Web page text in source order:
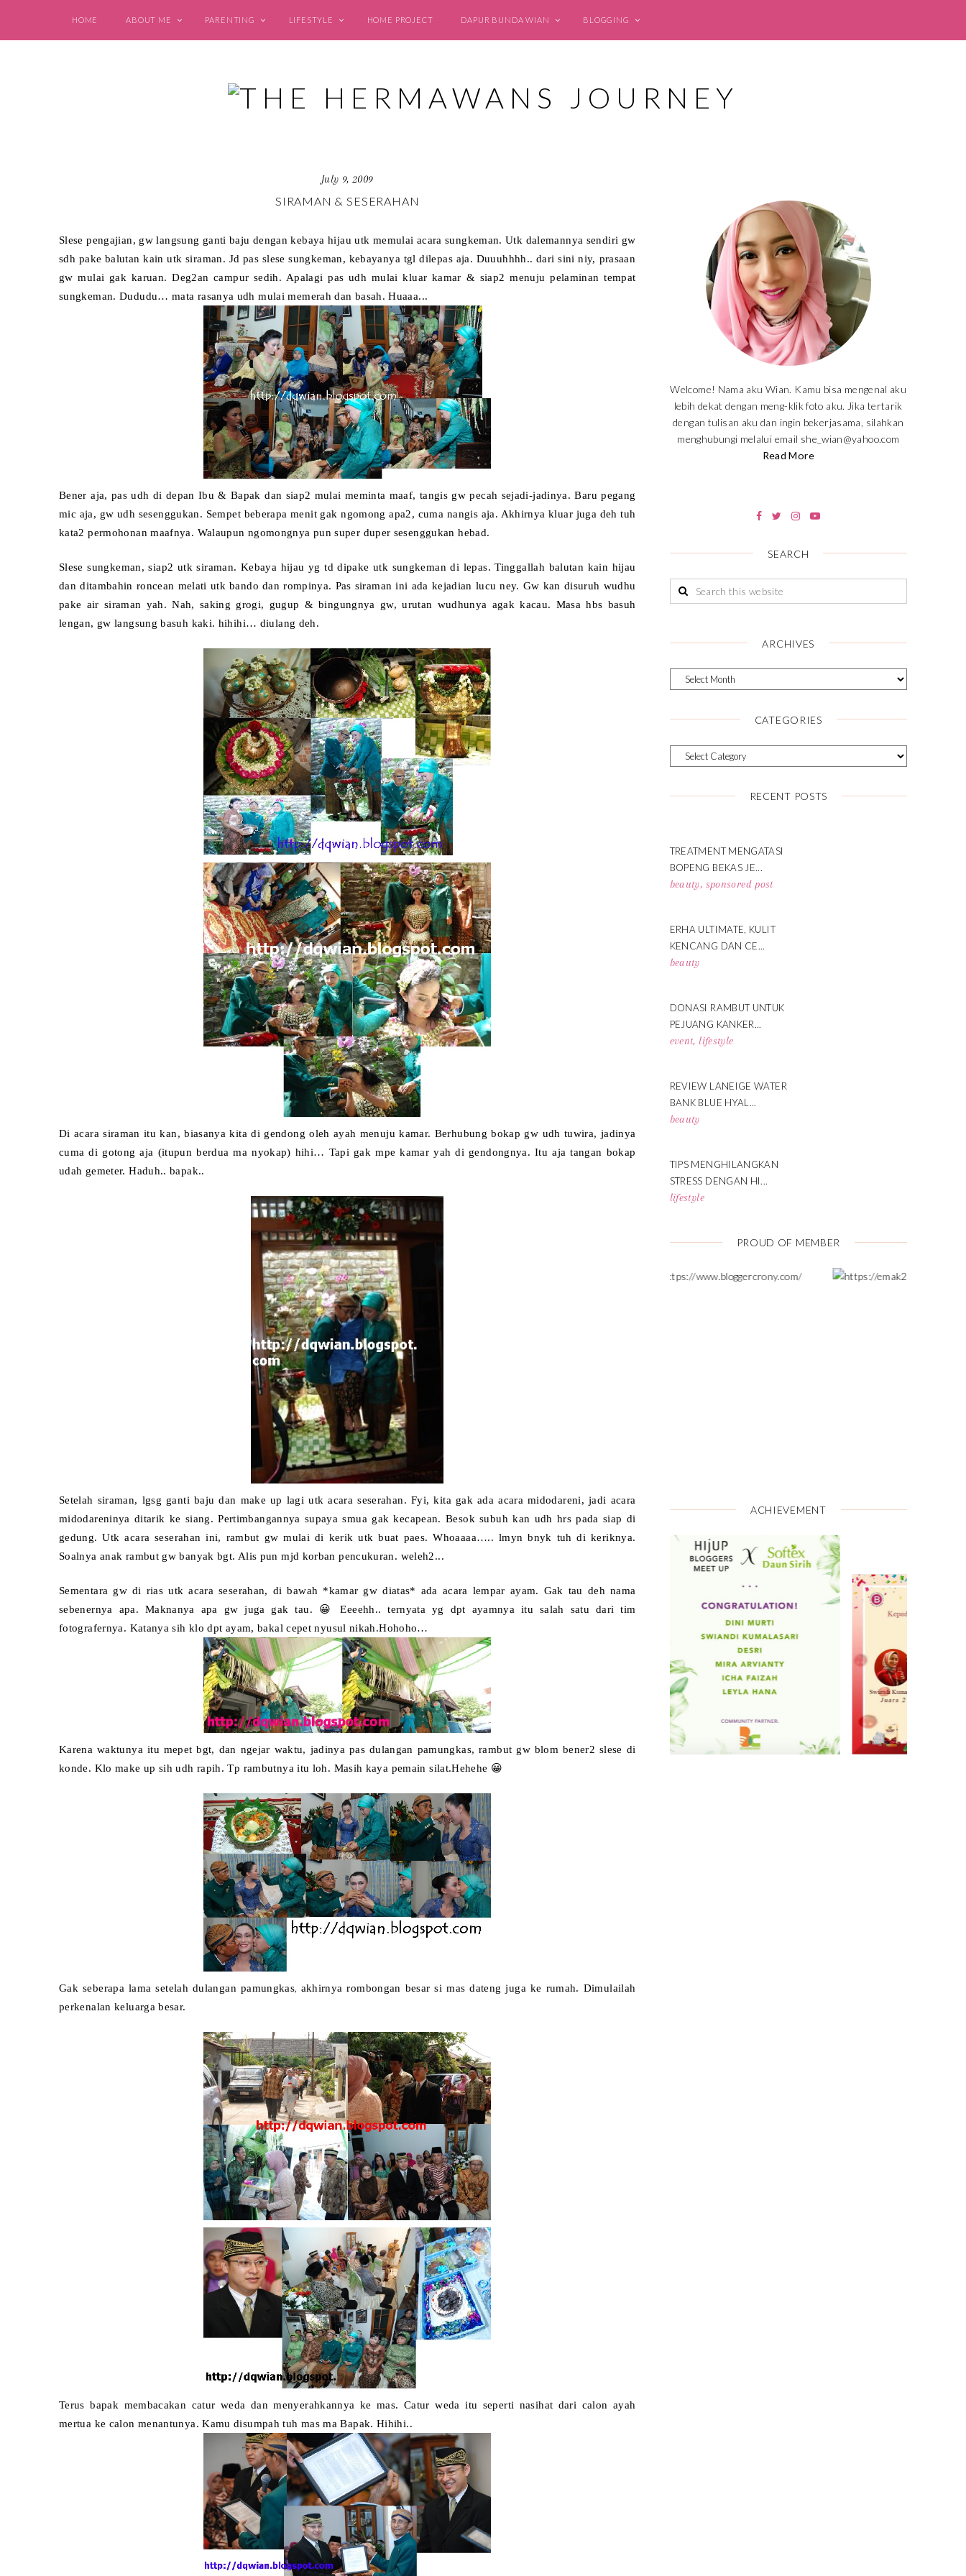
HOME ABOUT ME PARENTING LIFESTYLE HOME PROJECT DAPUR BUNDA WIAN BLOGGING
July 9, 2009
SIRAMAN & SESERAHAN
Slese pengajian, gw langsung ganti baju dengan kebaya hijau utk memulai acara sungkeman. Utk dalemannya sendiri gw
sdh pake balutan kainutk siraman. Jd pas slese sungkeman, kebayanya tgl dilepas aja. Duuuhhhh.. dari sini niy, prasaan
gw mulai gak karuan. Deg2an campur sedih. Apalagi pas udh mulai kluar kamar & siap2 menuju pelaminan tempat
sungkeman. Dududu… mata rasanya udh mulai memerah dan basah. Huaaa...
Bener aja, pas udh di depan Ibu & Bapak dan siap2 mulai meminta maaf, tangis gw pecah sejadi-jadinya. Baru pegang
mic aja, gw udh sesenggukan. Sempet beberapa menit gak ngomong apa2, cuma nangis aja. Akhirnya kluar juga deh tuh
kata2 permohonan maafnya. Walaupun ngomongnya pun super duper sesenggukan hebad.
Slese sungkeman, siap2 utk siraman. Kebaya hijau ygtd dipake utk sungkeman di lepas. Tinggallah balutan kain hijau
dan ditambahin roncean melati utk bando dan rompinya. Pas siraman ini ada kejadian lucu ney. Gw kan disuruh wudhu
pake air siraman yah. Nah, saking grogi, gugup & bingungnya gw, urutan wudhunya agak kacau. Masa hbs basuh
lengan, gw langsung basuh kaki. hihihi… diulang deh.
Di acara siraman itu kan, biasanya kita di gendong oleh ayah menuju kamar. Berhubung bokap gw udh tuwira, jadinya
cuma di gotong aja (itupunberdua ma nyokap) hihi… Tapi gak mpe kamar yah di gendongnya. Itu aja tangan bokap
udah gemeter. Haduh.. bapak..
Setelah siraman, lgsg ganti baju dan make up lagi utk acara seserahan. Fyi, kita gak ada acara midodareni, jadi acara
midodareninya ditarik ke siang. Pertimbangannya supaya smua gak kecapean. Besok subuh kan udh hrs pada siap di
gedung. Utk acara seserahan ini, rambut gwmulai di kerik utk buat paes. Whoaaaa….. lmyn bnyk tuh di keriknya.
Soalnya anak rambut gw banyak bgt. Alis pun mjd korban pencukuran. weleh2...
Sementara gw di rias utk acara seserahan, di bawah *kamar gw diatas* ada acara lempar ayam. Gak tau deh nama
sebenernya apa. Maknanya apa gw juga gak tau. 😀 Eeeehh.. ternyata yg dpt ayamnya itu salah satu dari tim
fotografernya. Katanya sih klo dpt ayam, bakal cepet nyusul nikah.Hohoho…
Karena waktunya itu mepet bgt, dan ngejar waktu, jadinya pas dulangan pamungkas, rambut gwblom bener2 slese di
konde. Klo make up sih udh rapih. Tp rambutnya itu loh. Masih kaya pemain silat.Hehehe 😀
Gak seberapa lama setelah dulangan pamungkas, akhirnya rombongan besar si mas dateng juga ke rumah. Dimulailah
perkenalan keluarga besar.
Terus bapak membacakan catur weda dan menyerahkannya ke mas. Catur weda itu seperti nasihat dari calon ayah
mertua ke calon menantunya. Kamu disumpah tuh mas ma Bapak. Hihihi..
Welcome! Nama aku Wian. Kamu bisa mengenal aku
lebih dekat dengan meng-klik foto aku. Jika tertarik
dengan tulisan aku dan ingin bekerjasama, silahkan
menghubungi melalui email she_wian@yahoo.com
Read More
SEARCH
ARCHIVES
CATEGORIES
RECENT POSTS
TREATMENT MENGATASI
BOPENG BEKAS JE...
beauty, sponsored post
ERHA ULTIMATE, KULIT
KENCANG DAN CE...
beauty
DONASI RAMBUT UNTUK
PEJUANG KANKER...
event, lifestyle
REVIEW LANEIGE WATER
BANK BLUE HYAL...
beauty
TIPS MENGHILANGKAN
STRESS DENGAN HI...
lifestyle
PROUD OF MEMBER
ACHIEVEMENT